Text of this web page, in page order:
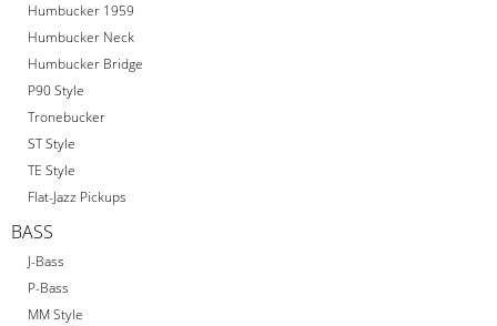
Humbucker 1959
Humbucker Neck
Humbucker Bridge
P90 Style
Tronebucker
ST Style
TE Style
Flat-Jazz Pickups
BASS
J-Bass
P-Bass
MM Style